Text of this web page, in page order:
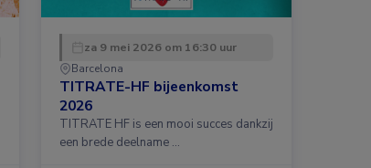
za 9 mei 2026 om 16:30 uur
Barcelona
TITRATE-HF bijeenkomst
2026
TITRATE HF is een mooi succes dankzij
een brede deelname …